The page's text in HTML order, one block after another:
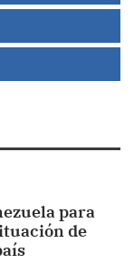
para
de